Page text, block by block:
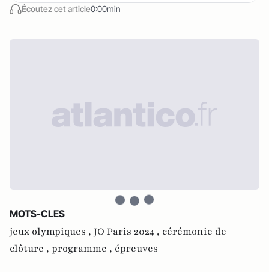
Écoutez cet article0:00min
MOTS-CLES
jeux olympiques , JO Paris 2024 , cérémonie de
clôture , programme , épreuves